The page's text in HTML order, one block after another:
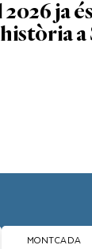
ja
a
MONTCADA